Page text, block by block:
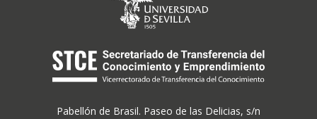
Pabellón de Brasil. Paseo de las Delicias, s/n